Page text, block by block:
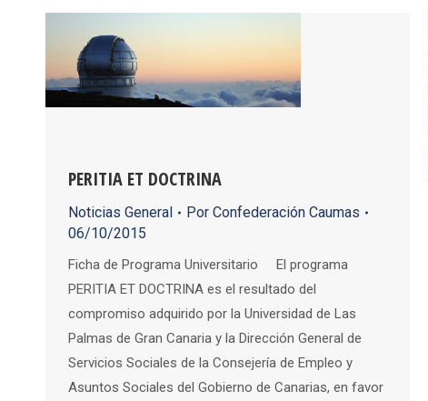
PERITIA ET DOCTRINA
Noticias General Por Confederación Caumas
06/10/2015
Ficha de Programa Universitario El programa
PERITIA ET DOCTRINA es el resultado del
compromiso adquirido por la Universidad de Las
Palmas de Gran Canaria y la Dirección General de
Servicios Sociales de la Consejería de Empleo y
Asuntos Sociales del Gobierno de Canarias, en favor